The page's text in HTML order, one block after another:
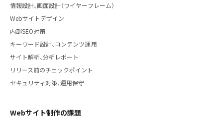
情報設計、画面設計（ワイヤーフレーム）
Webサイトデザイン
内部SEO対策
キーワード設計、コンテンツ運用
サイト解析、分析レポート
リリース前のチェックポイント
セキュリティ対策、運用保守
Webサイト制作の課題